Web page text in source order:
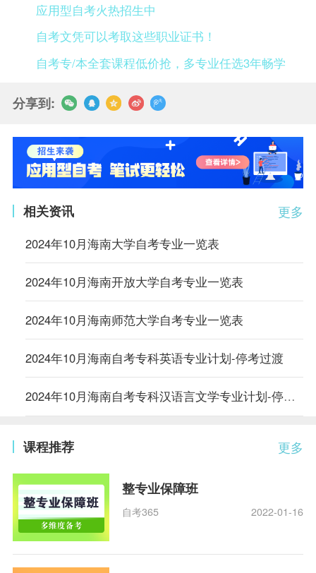
应用型自考火热招生中
自考文凭可以考取这些职业证书！
自考专/本全套课程低价抢，多专业任选3年畅学
分享到:
更多
相关资讯
2024年10月海南大学自考专业一览表
2024年10月海南开放大学自考专业一览表
2024年10月海南师范大学自考专业一览表
2024年10月海南自考专科英语专业计划-停考过渡
2024年10月海南自考专科汉语言文学专业计划-停考过渡
更多
课程推荐
整专业保障班
自考365 2022-01-16